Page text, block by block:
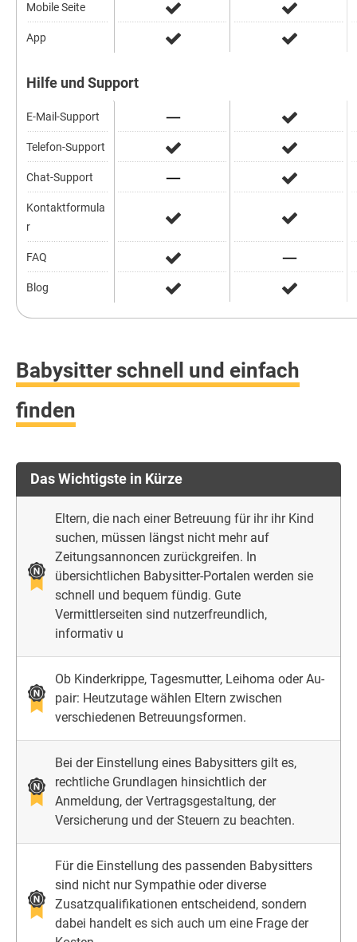
Mobile Seite
App
Hilfe und Support
E-Mail-Support
Telefon-Support
Chat-Support
Kontaktformula
r
FAQ
Blog
Babysitter schnell und einfach
finden
Das Wichtigste in Kürze
Eltern, die nach einer Betreuung für ihr ihr Kind
suchen, müssen längst nicht mehr auf
Zeitungsannoncen zurückgreifen. In
übersichtlichen Babysitter-Portalen werden sie
schnell und bequem fündig. Gute
Vermittlerseiten sind nutzerfreundlich,
informativ u
Ob Kinderkrippe, Tagesmutter, Leihoma oder Au-
pair: Heutzutage wählen Eltern zwischen
verschiedenen Betreuungsformen.
Bei der Einstellung eines Babysitters gilt es,
rechtliche Grundlagen hinsichtlich der
Anmeldung, der Vertragsgestaltung, der
Versicherung und der Steuern zu beachten.
Für die Einstellung des passenden Babysitters
sind nicht nur Sympathie oder diverse
Zusatzqualifikationen entscheidend, sondern
dabei handelt es sich auch um eine Frage der